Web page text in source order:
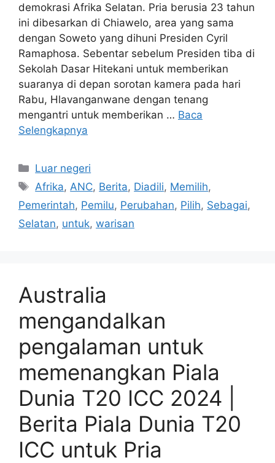
demokrasi Afrika Selatan. Pria berusia 23 tahun
ini dibesarkan di Chiawelo, area yang sama
dengan Soweto yang dihuni Presiden Cyril
Ramaphosa. Sebentar sebelum Presiden tiba di
Sekolah Dasar Hitekani untuk memberikan
suaranya di depan sorotan kamera pada hari
Rabu, Hlavanganwane dengan tenang
mengantri untuk memberikan … Baca
Selengkapnya
Kategori
Luar negeri
Tag
Afrika, ANC, Berita, Diadili, Memilih,
Pemerintah, Pemilu, Perubahan, Pilih, Sebagai,
Selatan, untuk, warisan
Australia
mengandalkan
pengalaman untuk
memenangkan Piala
Dunia T20 ICC 2024 |
Berita Piala Dunia T20
ICC untuk Pria